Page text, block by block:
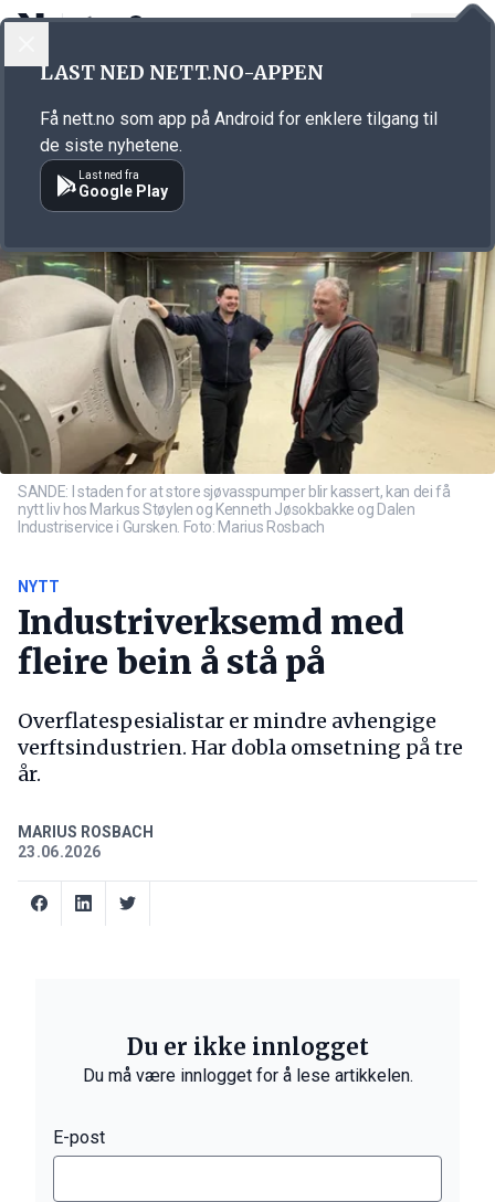
Annonsørinnhold
SANDE: I staden for at store sjøvasspumper blir kassert, kan dei få
nytt liv hos Markus Støylen og Kenneth Jøsokbakke og Dalen
Industriservice i Gursken. Foto: Marius Rosbach
NYTT
Industriverksemd med
fleire bein å stå på
Overflatespesialistar er mindre avhengige
verftsindustrien. Har dobla omsetning på tre
år.
MARIUS ROSBACH
23.06.2026
Du er ikke innlogget
Du må være innlogget for å lese artikkelen.
E-post
LAST NED NETT.NO-APPEN
Få nett.no som app på Android for enklere tilgang til
de siste nyhetene.
Last ned fra
Google Play